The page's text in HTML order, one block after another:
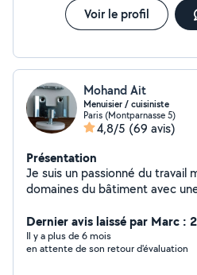
Voir le profil
Mohand Ait
Menuisier / cuisiniste
Paris (Montparnasse 5)
4,8/5 (69 avis)
Présentation
Je suis un passionné du travail
domaines du bâtiment avec
abordable et compétitif, je
professionnel complet pour
millimétrées et irréprochables.
Dernier avis laissé par Marc :
Il y a plus de 6 mois
en attente de son retour d'évaluation